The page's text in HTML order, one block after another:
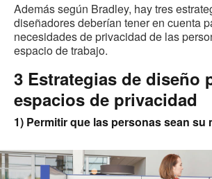
Además según Bradley, hay tres
diseñadores deberían tener en cuenta
necesidades de privacidad de las
espacio de trabajo.
3 Estrategias de diseño
espacios de privacidad
1) Permitir que las personas sean su